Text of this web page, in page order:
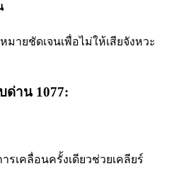
ายชัดเจนเพื่อไม่ให้เสียจังหวะ
ด่าน 1077:
เคลื่อนครั้งเดียวช่วยเคลียร์